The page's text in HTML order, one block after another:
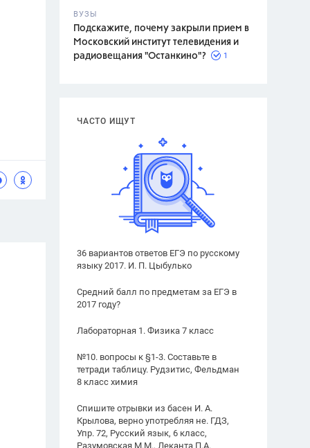
ВУЗЫ
Подскажите, почему закрыли прием в
Московский институт телевидения и
радиовещания "Останкино"?
1
ЧАСТО ИЩУТ
36 вариантов ответов ЕГЭ по русскому
языку 2017. И. П. Цыбулько
Средний балл по предметам за ЕГЭ в
2017 году?
Лабораторная 1. Физика 7 класс
№10. вопросы к §1-3. Составьте в
тетради таблицу. Рудзитис, Фельдман
8 класс химия
Спишите отрывки из басен И. А.
Крылова, верно употребляя не. ГДЗ,
Упр. 72, Русский язык, 6 класс,
Разумовская М.М., Леканта П.А.